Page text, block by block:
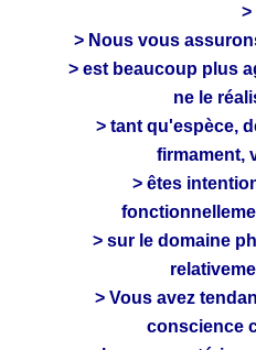
>
> Nous vous
> est beaucoup plus
ne le
> tant qu'espèce,
firmament,
> êtes
> sur le domaine
> Vous avez
conscience